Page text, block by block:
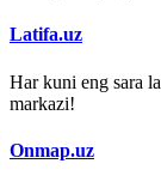
Latifa.uz
Har kuni eng sara
markazi!
Onmap.uz